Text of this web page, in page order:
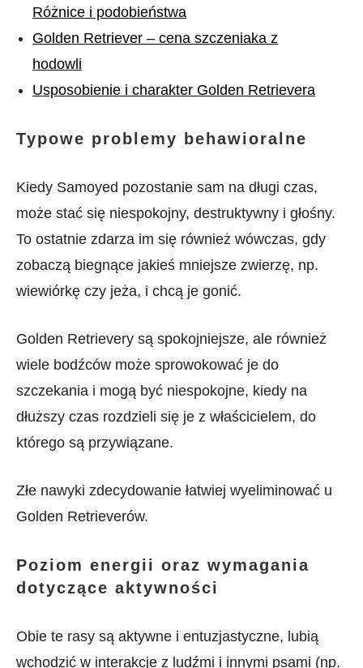
Różnice i podobieństwa
Golden Retriever – cena szczeniaka z
hodowli
Usposobienie i charakter Golden Retrievera
Typowe problemy behawioralne
Kiedy Samoyed pozostanie sam na długi czas,
może stać się niespokojny, destruktywny i głośny.
To ostatnie zdarza im się również wówczas, gdy
zobaczą biegnące jakieś mniejsze zwierzę, np.
wiewiórkę czy jeża, i chcą je gonić.
Golden Retrievery są spokojniejsze, ale również
wiele bodźców może sprowokować je do
szczekania i mogą być niespokojne, kiedy na
dłuższy czas rozdzieli się je z właścicielem, do
którego są przywiązane.
Złe nawyki zdecydowanie łatwiej wyeliminować u
Golden Retrieverów.
Poziom energii oraz wymagania
dotyczące aktywności
Obie te rasy są aktywne i entuzjastyczne, lubią
wchodzić w interakcje z ludźmi i innymi psami (np.